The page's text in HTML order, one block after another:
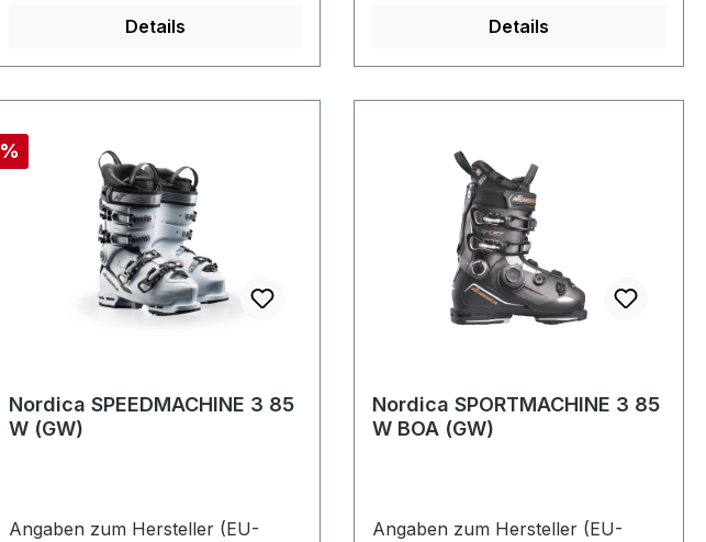
Details Details
Rabatt
%
Nordica SPEEDMACHINE 3 85
W (GW)
Angaben zum Hersteller (EU-
Nordica SPORTMACHINE 3 85
W BOA (GW)
Angaben zum Hersteller (EU-